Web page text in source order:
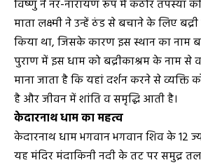
विष्णु ने नर-नारायण रूप में कठोर तपस्या
माता लक्ष्मी ने उन्हें ठंड से बचाने के लिए
किया था, जिसके कारण इस स्थान का नाम
पुराण में इस धाम को बद्रीकाश्रम के नाम से
माना जाता है कि यहां दर्शन करने से व्यक्ति
है और जीवन में शांति व समृद्धि आती है।
केदारनाथ धाम का महत्व
केदारनाथ धाम भगवान भगवान शिव के 12
यह मंदिर मंदाकिनी नदी के तट पर समुद्र